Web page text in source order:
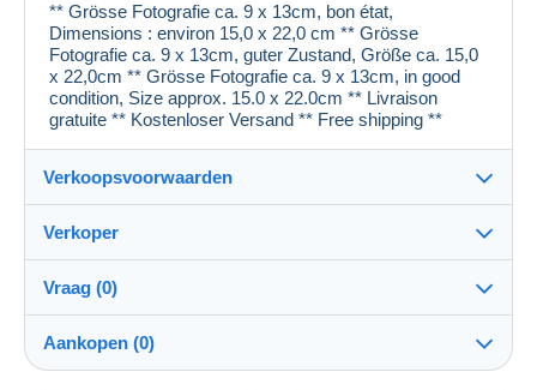
** Grösse Fotografie ca. 9 x 13cm, bon état,
Dimensions : environ 15,0 x 22,0 cm ** Grösse
Fotografie ca. 9 x 13cm, guter Zustand, Größe ca. 15,0
x 22,0cm ** Grösse Fotografie ca. 9 x 13cm, in good
condition, Size approx. 15.0 x 22.0cm ** Livraison
gratuite ** Kostenloser Versand ** Free shipping **
Verkoopsvoorwaarden
Details van de verkoopvoorwaarden
Verzending na betaling binnen 1 dagen
Verkoper
cartespostales_de100%(176903x)
PRO
Winkel
Vraag (0)
Aankopen (0)